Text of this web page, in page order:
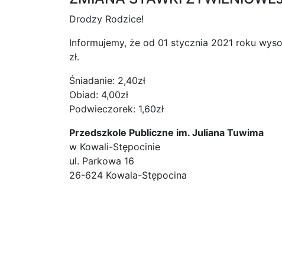
Drodzy Rodzice!
Informujemy, że od 01 stycznia 2021 roku
zł.
Śniadanie: 2,40zł
Obiad: 4,00zł
Podwieczorek: 1,60zł
Przedszkole Publiczne im. Juliana Tuwima
w Kowali-Stępocinie
ul. Parkowa 16
26-624 Kowala-Stępocina